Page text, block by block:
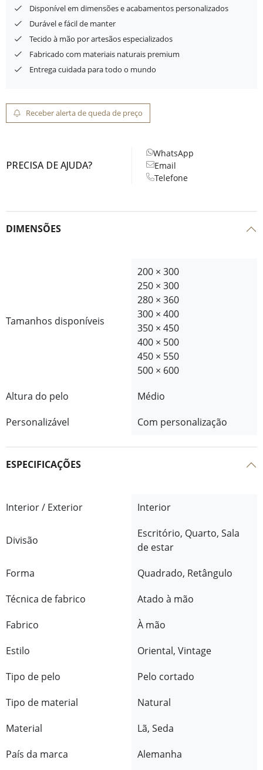
Disponível em dimensões e acabamentos personalizados
Durável e fácil de manter
Tecido à mão por artesãos especializados
Fabricado com materiais naturais premium
Entrega cuidada para todo o mundo
Receber alerta de queda de preço
PRECISA DE AJUDA?
WhatsApp
Email
Telefone
DIMENSÕES
Tamanhos disponíveis
200 × 300
250 × 300
280 × 360
300 × 400
350 × 450
400 × 500
450 × 550
500 × 600
Altura do pelo
Médio
Personalizável
Com personalização
ESPECIFICAÇÕES
Interior / Exterior Interior
Divisão
Escritório, Quarto, Sala
de estar
Forma
Quadrado, Retângulo
Técnica de fabrico
Atado à mão
Fabrico
À mão
Estilo
Oriental, Vintage
Tipo de pelo
Pelo cortado
Tipo de material
Natural
Material
Lã, Seda
País da marca
Alemanha